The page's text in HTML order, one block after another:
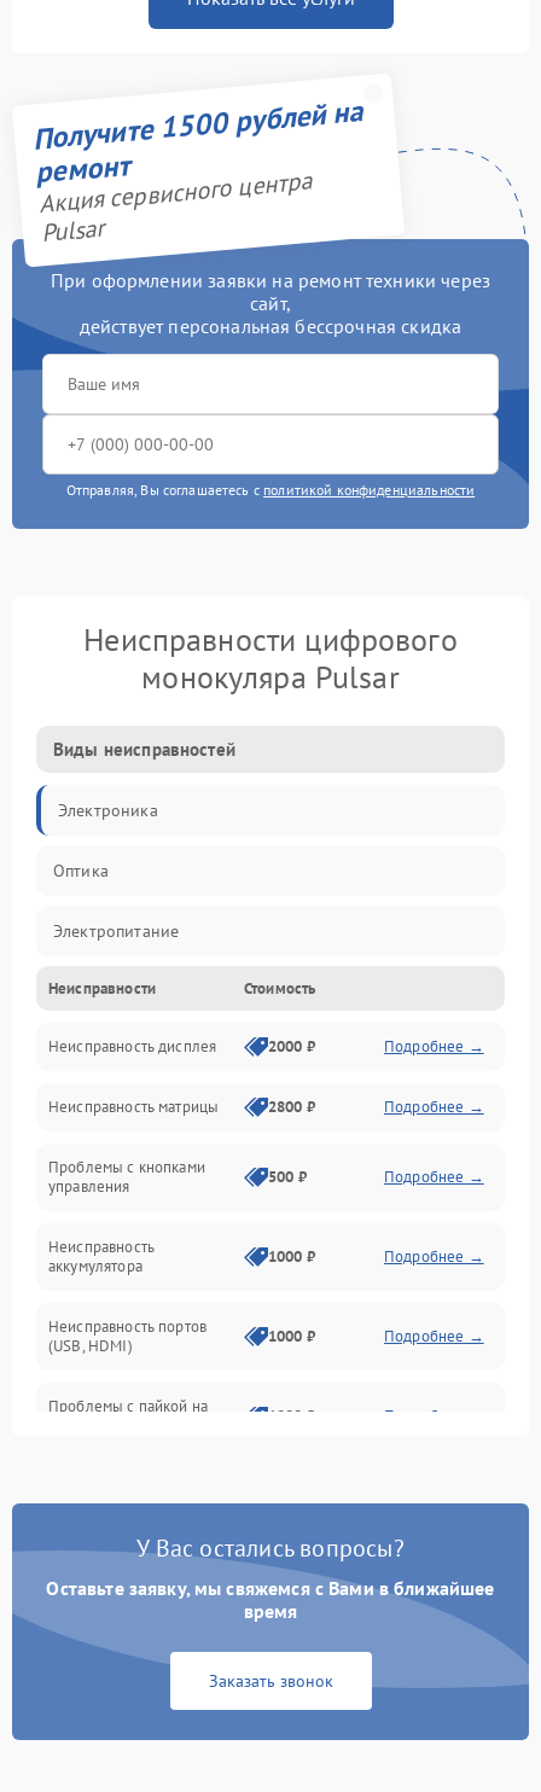
Получите 1500 рублей на
ремонт
Акция сервисного центра
Pulsar
При оформлении заявки на ремонт техники через
сайт,
действует персональная бессрочная скидка
Отправляя, Вы соглашаетесь с политикой конфиденциальности
Неисправности цифрового
монокуляра Pulsar
Виды неисправностей
Электроника
Оптика
Электропитание
Видео
ПО
Управление
Механические повреждения
Неисправности Стоимость
Неисправность дисплея 2000 ₽ Подробнее →
Неисправность матрицы 2800 ₽ Подробнее →
Проблемы с кнопками
управления
500 ₽ Подробнее →
Неисправность
аккумулятора
1000 ₽ Подробнее →
Неисправность портов
(USB, HDMI)
1000 ₽ Подробнее →
Проблемы с пайкой на
1000 ₽ Подробнее →
процессора
Повреждение внутренних
проводов
500 ₽
Неисправность Wi-
Fi/Bluetooth модуля
1500 ₽
изображения
У Вас остались вопросы?
Оставьте заявку, мы свяжемся с Вами в ближайшее
время
Заказать звонок